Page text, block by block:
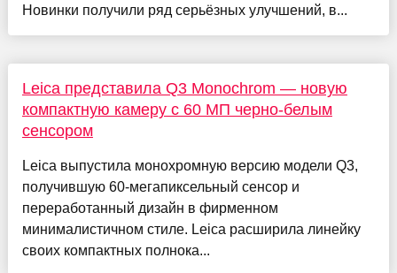
Новинки получили ряд серьёзных улучшений, в...
Leica представила Q3 Monochrom — новую
компактную камеру с 60 МП черно-белым
сенсором
Leica выпустила монохромную версию модели Q3,
получившую 60-мегапиксельный сенсор и
переработанный дизайн в фирменном
минималистичном стиле. Leica расширила линейку
своих компактных полнока...